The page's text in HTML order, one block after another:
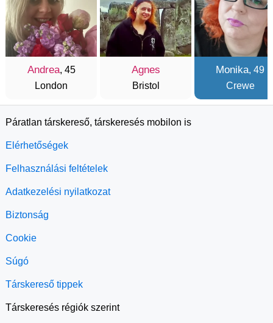
Andrea, 45
London
Agnes
Bristol
Monika, 49
Crewe
Páratlan társkereső, társkeresés mobilon is
Elérhetőségek
Felhasználási feltételek
Adatkezelési nyilatkozat
Biztonság
Cookie
Súgó
Társkereső tippek
Társkeresés régiók szerint